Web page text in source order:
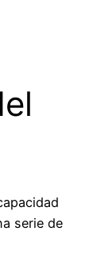
serie de